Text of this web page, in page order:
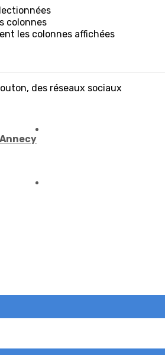
colonnes
les colonnes affichées
des réseaux sociaux